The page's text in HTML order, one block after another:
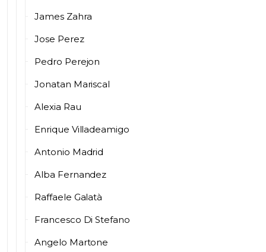
James Zahra
Jose Perez
Pedro Perejon
Jonatan Mariscal
Alexia Rau
Enrique Villadeamigo
Antonio Madrid
Alba Fernandez
Raffaele Galatà
Francesco Di Stefano
Angelo Martone